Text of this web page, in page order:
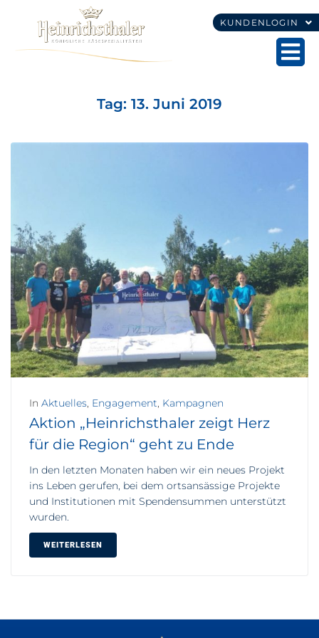
KUNDENLOGIN
Tag: 13. Juni 2019
In Aktuelles, Engagement, Kampagnen
Aktion „Heinrichsthaler zeigt Herz
für die Region“ geht zu Ende
In den letzten Monaten haben wir ein neues Projekt
ins Leben gerufen, bei dem ortsansässige Projekte
und Institutionen mit Spendensummen unterstützt
wurden.
WEITERLESEN